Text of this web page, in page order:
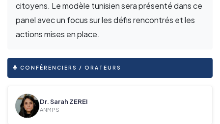
citoyens. Le modèle tunisien sera présenté dans ce
panel avec un focus sur les défis rencontrés et les
actions mises en place.
CONFÉRENCIERS / ORATEURS
Dr. Sarah ZEREI
ANMPS